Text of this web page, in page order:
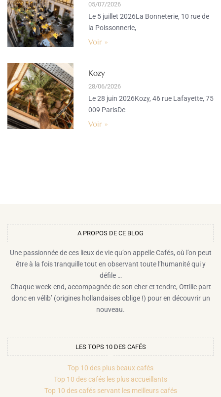
05/07/2026
Le 5 juillet 2026La Bonneterie, 10 rue de
la Poissonnerie,
Voir »
Kozy
28/06/2026
Le 28 juin 2026Kozy, 46 rue Lafayette, 75
009 ParisDe
Voir »
A PROPOS DE CE BLOG​
Une passionnée de ces lieux de vie qu’on appelle Cafés, où l’on peut
être à la fois tranquille tout en observant toute l’humanité qui y
défile …
Chaque week-end, accompagnée de son cher et tendre, Ottilie part
donc en vélib’ (origines hollandaises oblige !) pour en découvrir un
nouveau.
LES TOPS 10 DES CAFÉS
Top 10 des plus beaux cafés
Top 10 des cafés les plus accueillants
Top 10 des cafés servant les meilleurs cafés